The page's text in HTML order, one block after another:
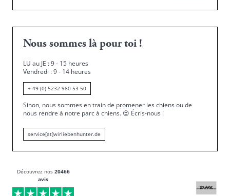
Nous sommes là pour toi !
LU au JE : 9 - 15 heures
Vendredi : 9 - 14 heures
+ 49 (0) 5232 980 53 50
Sinon, nous sommes en train de promener les chiens ou de
nous rendre à notre parc à chiens. 😍 Écris-nous !
service[at]wirliebenhunter.de
Découvrez nos 20466
avis